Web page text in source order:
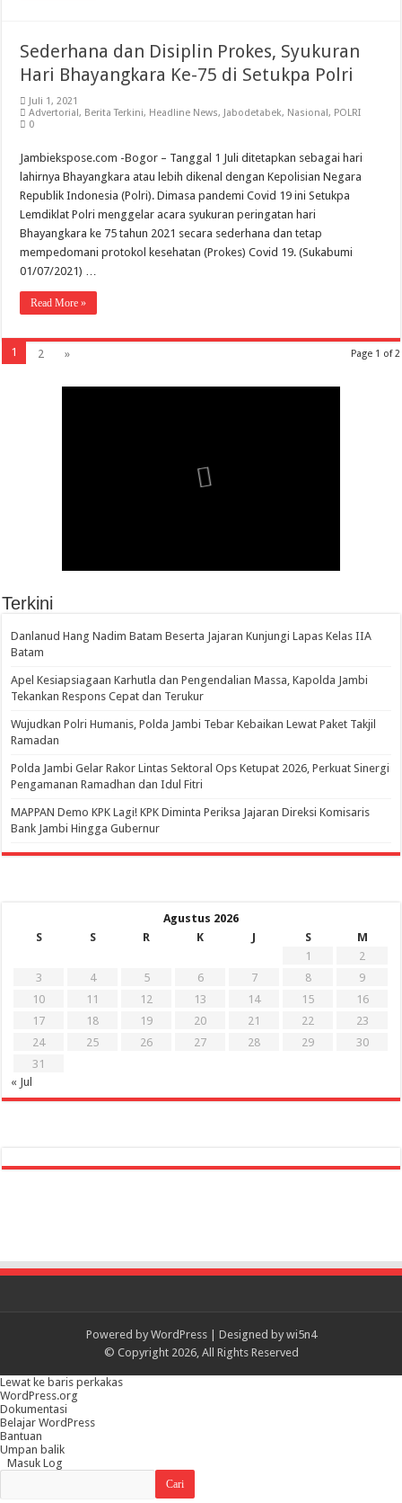
Sederhana dan Disiplin Prokes, Syukuran
Hari Bhayangkara Ke-75 di Setukpa Polri
Juli 1, 2021
Advertorial, Berita Terkini, Headline News, Jabodetabek, Nasional, POLRI
0
Jambiekspose.com -Bogor – Tanggal 1 Juli ditetapkan sebagai hari
lahirnya Bhayangkara atau lebih dikenal dengan Kepolisian Negara
Republik Indonesia (Polri). Dimasa pandemi Covid 19 ini Setukpa
Lemdiklat Polri menggelar acara syukuran peringatan hari
Bhayangkara ke 75 tahun 2021 secara sederhana dan tetap
mempedomani protokol kesehatan (Prokes) Covid 19. (Sukabumi
01/07/2021) …
Read More »
Page 1 of 2
1 2 »
Terkini
Danlanud Hang Nadim Batam Beserta Jajaran Kunjungi Lapas Kelas IIA
Batam
Apel Kesiapsiagaan Karhutla dan Pengendalian Massa, Kapolda Jambi
Tekankan Respons Cepat dan Terukur
Wujudkan Polri Humanis, Polda Jambi Tebar Kebaikan Lewat Paket Takjil
Ramadan
Polda Jambi Gelar Rakor Lintas Sektoral Ops Ketupat 2026, Perkuat Sinergi
Pengamanan Ramadhan dan Idul Fitri
‎MAPPAN Demo KPK Lagi! KPK Diminta Periksa Jajaran Direksi Komisaris
Bank Jambi Hingga Gubernur ‎
Agustus 2026
S
S R K J S
M
1
2
3
4 5 6 7 8
9
10
11 12 13 14 15
16
17
18 19 20 21 22
23
24
25 26 27 28 29
30
31
« Jul
Powered by WordPress| Designed by wi5n4
© Copyright 2026, All Rights Reserved
Lewat ke baris perkakas
Tentang
WordPress
WordPress.org
Dokumentasi
Belajar WordPress
Bantuan
Umpan balik
Masuk Log
Cari